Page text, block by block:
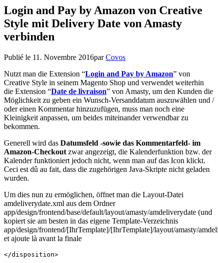
Login and Pay by Amazon von Creative
Style mit Delivery Date von Amasty
verbinden
Publié le 11. Novembre 2016parCovos
Nutzt man die Extension “Login and Pay by Amazon” von
Creative Style in seinem Magento Shop und verwendet weiterhin
die Extension “Date de livraison” von Amasty, um den Kunden die
Möglichkeit zu geben ein Wunsch-Versanddatum auszuwählen und /
oder einen Kommentar hinzuzufügen, muss man noch eine
Kleinigkeit anpassen, um beides miteinander verwendbar zu
bekommen.
Generell wird das Datumsfeld -sowie das Kommentarfeld- im
Amazon-Checkout zwar angezeigt, die Kalenderfunktion bzw. der
Kalender funktioniert jedoch nicht, wenn man auf das Icon klickt.
Ceci est dû au fait, dass die zugehörigen Java-Skripte nicht geladen
wurden.
Um dies nun zu ermöglichen, öffnet man die Layout-Datei
amdeliverydate.xml aus dem Ordner
app/design/frontend/base/default/layout/amasty/amdeliverydate (und
kopiert sie am besten in das eigene Template-Verzeichnis
app/design/frontend/[IhrTemplate]/[IhrTemplate]/layout/amasty/
et ajoute là avant la finale
</disposition>